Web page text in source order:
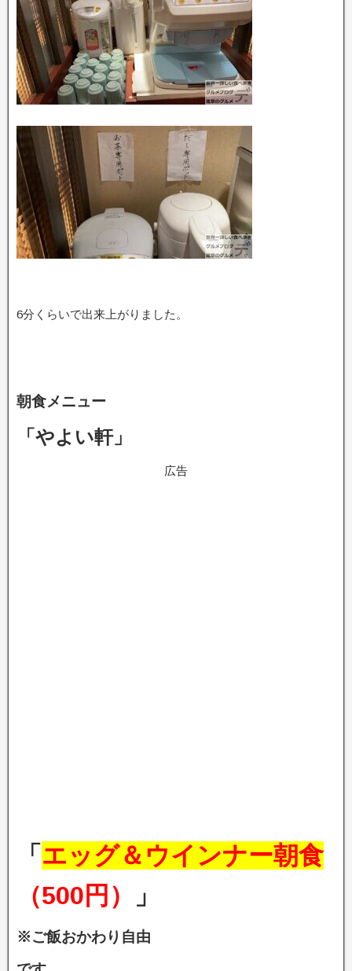
6分くらいで出来上がりました。
朝食メニュー
「やよい軒」
広告
「 エッグ＆ウインナー朝食
（500円）
」
※ご飯おかわり自由